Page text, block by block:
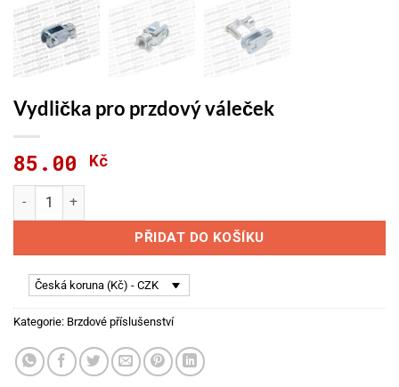
Vydlička pro przdový váleček
85.00 Kč
Vydlička pro przdový váleček množství
PŘIDAT DO KOŠÍKU
Česká koruna (Kč) - CZK
Kategorie: Brzdové příslušenství